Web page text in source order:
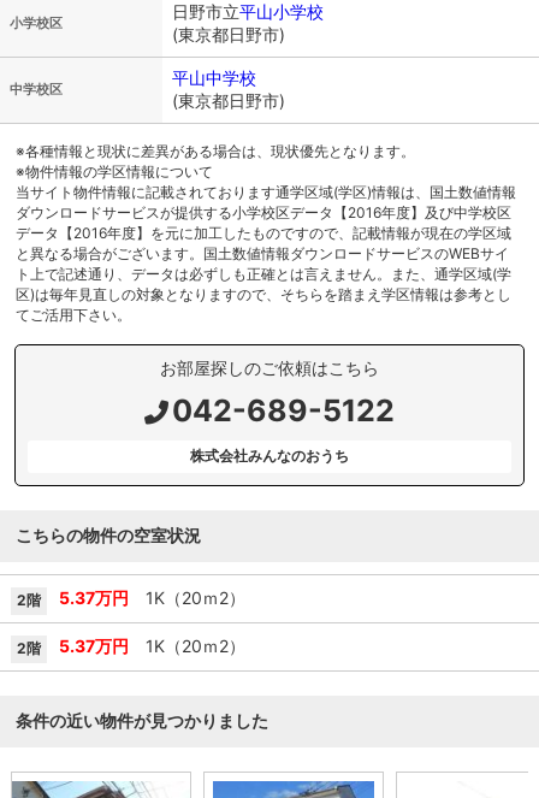
小学校区
日野市立平山小学校
(東京都日野市)
中学校区
平山中学校
(東京都日野市)
※各種情報と現状に差異がある場合は、現状優先となります。
※物件情報の学区情報について
当サイト物件情報に記載されております通学区域(学区)情報は、国土数値情報
ダウンロードサービスが提供する小学校区データ【2016年度】及び中学校区
データ【2016年度】を元に加工したものですので、記載情報が現在の学区域
と異なる場合がございます。国土数値情報ダウンロードサービスのWEBサイ
ト上で記述通り、データは必ずしも正確とは言えません。また、通学区域(学
区)は毎年見直しの対象となりますので、そちらを踏まえ学区情報は参考とし
てご活用下さい。
お部屋探しのご依頼はこちら
042-689-5122
株式会社みんなのおうち
こちらの物件の空室状況
2階 5.37万円 1K（20ｍ2）
2階 5.37万円 1K（20ｍ2）
条件の近い物件が見つかりました